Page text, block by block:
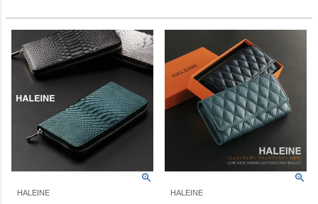
HALEINE HALEINE